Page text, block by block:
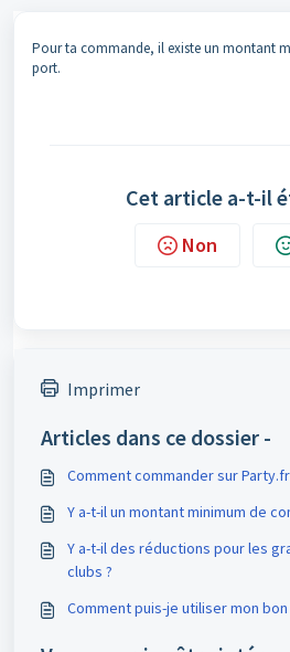
Pour ta commande, il existe un montant
port.
Cet article a-t-il
Non
Imprimer
Articles dans ce dossier -
Comment commander sur
Y a-t-il un montant minimum de
Y a-t-il des réductions pour les
clubs ?
Comment puis-je utiliser mon bon